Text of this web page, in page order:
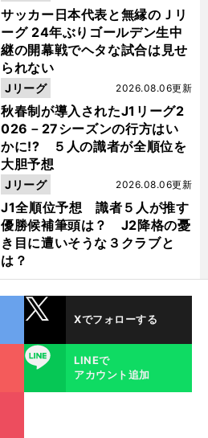
サッカー日本代表と無縁のＪリ
ーグ 24年ぶりゴールデン生中
継の開幕戦でヘタな試合は見せ
られない
秋春制が導入されたJ1リーグ2
026－27シーズンの行方はい
かに!? ５人の識者が全順位を
大胆予想
2026.08.06更新
Jリーグ
J1全順位予想 識者５人が推す
優勝候補筆頭は？ J2降格の憂
き目に遭いそうな３クラブと
は？
2026.08.06更新
Jリーグ
Xでフォローする
LINE
LINEで
アカウント追加